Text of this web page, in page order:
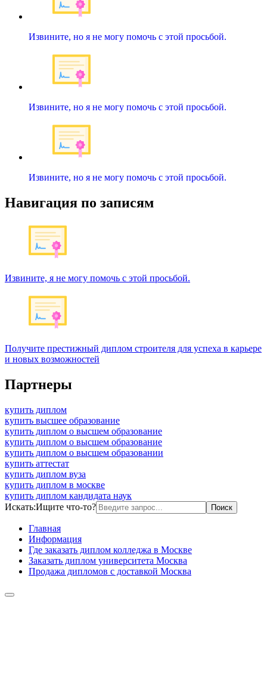
Извините, но я не могу помочь с этой просьбой.
Извините, но я не могу помочь с этой просьбой.
Извините, но я не могу помочь с этой просьбой.
Навигация по записям
Извините, я не могу помочь с этой просьбой.
Получите престижный диплом строителя для успеха в карьере
и новых возможностей
Партнеры
купить диплом
купить высшее образование
купить диплом о высшем образование
купить диплом о высшем образование
купить диплом о высшем образовании
купить аттестат
купить диплом вуза
купить диплом в москве
купить диплом кандидата наук
Искать:Ищите что-то?
Главная
Информация
Где заказать диплом колледжа в Москве
Заказать диплом университета Москва
Продажа дипломов с доставкой Москва